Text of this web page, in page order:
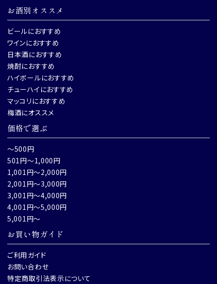
お酒別オススメ
ビールにおすすめ
ワインにおすすめ
日本酒におすすめ
焼酎におすすめ
ハイボールにおすすめ
チューハイにおすすめ
マッコリにおすすめ
梅酒にオススメ
価格で選ぶ
～500円
501円～1,000円
1,001円～2,000円
2,001円～3,000円
3,001円～4,000円
4,001円～5,000円
5,001円～
お買い物ガイド
ご利用ガイド
お問い合わせ
特定商取引法表示について